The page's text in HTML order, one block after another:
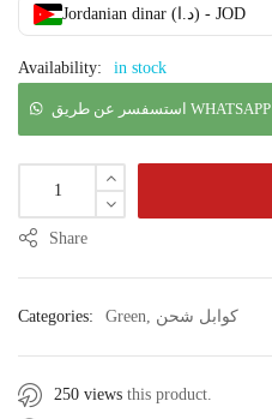
Jordanian dinar (د.ا) - JOD
Availability: in stock
استسفسر عن طريق WHATSAPP
Share
Categories: Green, كوابل شحن
250 views this product.